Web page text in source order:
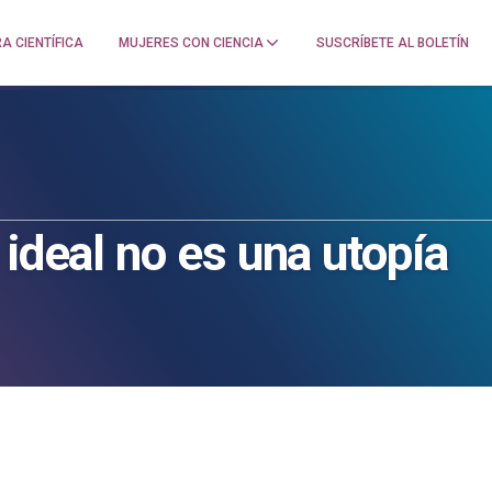
CIENTÍFICA MUJERES CON CIENCIA SUSCRÍBETE AL BOLETÍN
no es una utopía